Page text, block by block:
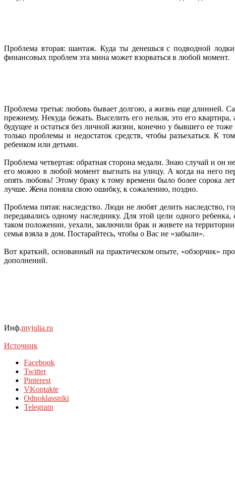
Проблема вторая: шантаж. Куда ты денешься с подводной
финансовых проблем эта мина может взорваться в любой момент.
Проблема третья: любовь бывает долгою, а жизнь еще длинней.
прежнему. Некуда бежать. Выселить его нельзя, это его
будущее и остаться без личной жизни, конечно у бывшего ее
только проблемы и недостаток средств, чтобы разъехаться. К
ребенком или детьми.
Проблема четвертая: обратная сторона медали. Знаю случай и
его можно в любой момент выгнать на улицу. А когда на него
опять любовь! Этому браку к тому времени было более сорока
лучше. Жена поняла свою ошибку, к сожалению, поздно.
Проблема пятая: наследство. Люди не любят делить наследство,
передавались одному наследнику. Для этой цели одного
таком положении, уехали, заключили брак и живете на
семья взяла в дом. Постарайтесь, чтобы о Вас не «забыли».
Вот краткий, основанный на практическом опыте, «обзорчик»
дополнений.
Инф.myjulia.ru
Источник
Facebook
Twitter
Pinterest
VKontakte
Odnoklassniki
Telegram